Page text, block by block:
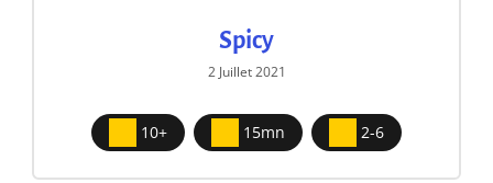
Spicy
2 Juillet 2021
10+ 15mn 2-6